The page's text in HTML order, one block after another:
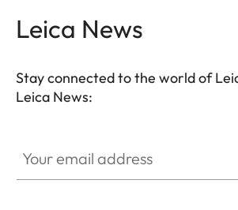
Leica News
Stay connected to the world of
Leica News: